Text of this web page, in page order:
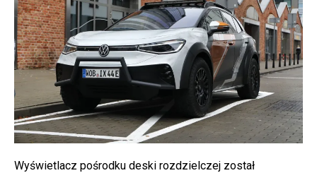
Wyświetlacz pośrodku deski rozdzielczej został